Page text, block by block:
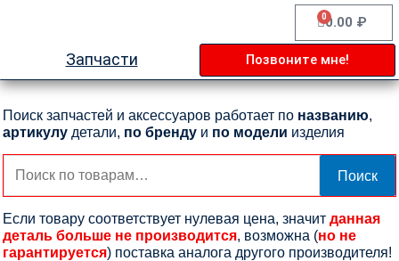
0.00 ₽
0
Cart
Запчасти Позвоните мне!
Поиск запчастей и аксессуаров работает по названию,
артикулу детали, по бренду и по модели изделия
Искать:
Поиск
Если товару соответствует нулевая цена, значит данная
деталь больше не производится, возможна (но не
гарантируется) поставка аналога другого производителя!